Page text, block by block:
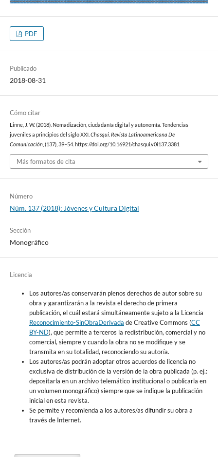
PDF
Publicado
2018-08-31
Cómo citar
Linne, J. W. (2018). Nomadización, ciudadanía digital y autonomía. Tendencias
juveniles a principios del siglo XXI. Chasqui. Revista Latinoamericana De
Comunicación, (137), 39–54. https://doi.org/10.16921/chasqui.v0i137.3381
Más formatos de cita
Número
Núm. 137 (2018): Jóvenes y Cultura Digital
Sección
Monográfico
Licencia
Los autores/as conservarán plenos derechos de autor sobre su
obra y garantizarán a la revista el derecho de primera
publicación, el cuál estará simultáneamente sujeto a la Licencia
Reconocimiento-SinObraDerivada de Creative Commons (CC
BY-ND), que permite a terceros la redistribución, comercial y no
comercial, siempre y cuando la obra no se modifique y se
transmita en su totalidad, reconociendo su autoría.
Los autores/as podrán adoptar otros acuerdos de licencia no
exclusiva de distribución de la versión de la obra publicada (p. ej.:
depositarla en un archivo telemático institucional o publicarla en
un volumen monográfico) siempre que se indique la publicación
inicial en esta revista.
Se permite y recomienda a los autores/as difundir su obra a
través de Internet.